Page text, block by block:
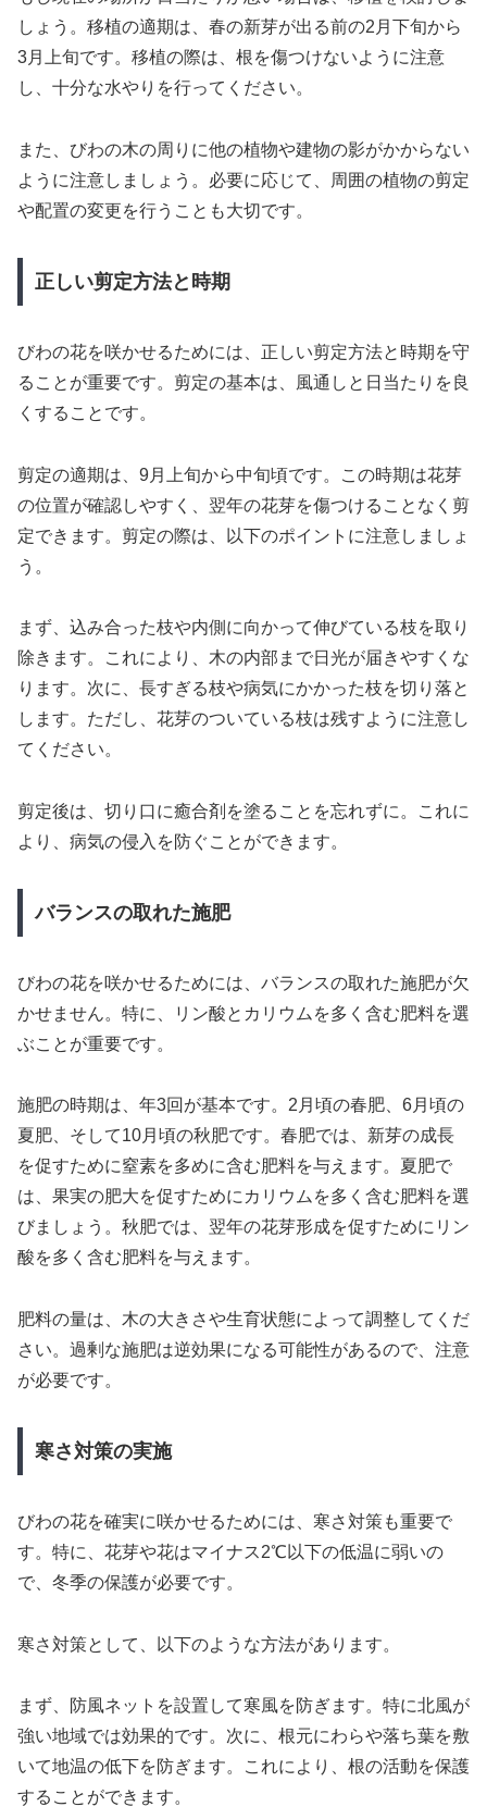
しょう。移植の適期は、春の新芽が出る前の2月下旬から
3月上旬です。移植の際は、根を傷つけないように注意
し、十分な水やりを行ってください。
また、びわの木の周りに他の植物や建物の影がかからない
ように注意しましょう。必要に応じて、周囲の植物の剪定
や配置の変更を行うことも大切です。
正しい剪定方法と時期
びわの花を咲かせるためには、正しい剪定方法と時期を守
ることが重要です。剪定の基本は、風通しと日当たりを良
くすることです。
剪定の適期は、9月上旬から中旬頃です。この時期は花芽
の位置が確認しやすく、翌年の花芽を傷つけることなく剪
定できます。剪定の際は、以下のポイントに注意しましょ
う。
まず、込み合った枝や内側に向かって伸びている枝を取り
除きます。これにより、木の内部まで日光が届きやすくな
ります。次に、長すぎる枝や病気にかかった枝を切り落と
します。ただし、花芽のついている枝は残すように注意し
てください。
剪定後は、切り口に癒合剤を塗ることを忘れずに。これに
より、病気の侵入を防ぐことができます。
バランスの取れた施肥
びわの花を咲かせるためには、バランスの取れた施肥が欠
かせません。特に、リン酸とカリウムを多く含む肥料を選
ぶことが重要です。
施肥の時期は、年3回が基本です。2月頃の春肥、6月頃の
夏肥、そして10月頃の秋肥です。春肥では、新芽の成長
を促すために窒素を多めに含む肥料を与えます。夏肥で
は、果実の肥大を促すためにカリウムを多く含む肥料を選
びましょう。秋肥では、翌年の花芽形成を促すためにリン
酸を多く含む肥料を与えます。
肥料の量は、木の大きさや生育状態によって調整してくだ
さい。過剰な施肥は逆効果になる可能性があるので、注意
が必要です。
寒さ対策の実施
びわの花を確実に咲かせるためには、寒さ対策も重要で
す。特に、花芽や花はマイナス2℃以下の低温に弱いの
で、冬季の保護が必要です。
寒さ対策として、以下のような方法があります。
まず、防風ネットを設置して寒風を防ぎます。特に北風が
強い地域では効果的です。次に、根元にわらや落ち葉を敷
いて地温の低下を防ぎます。これにより、根の活動を保護
することができます。